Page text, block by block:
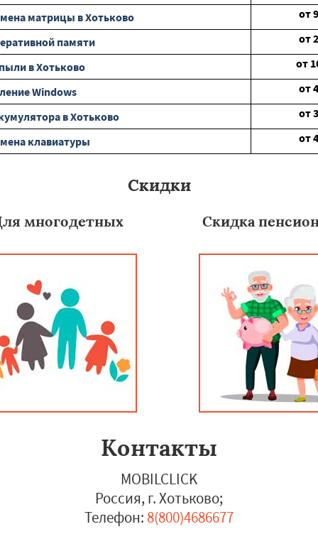
матрицы в Хотьково
от
памяти
от
в Хотьково
от
Windows
от
в Хотьково
от
клавиатуры
от
Скидки
многодетных Скидка
Контакты
MOBILCLICK
Россия, г. Хотьково;
Телефон: 8(800)4686677